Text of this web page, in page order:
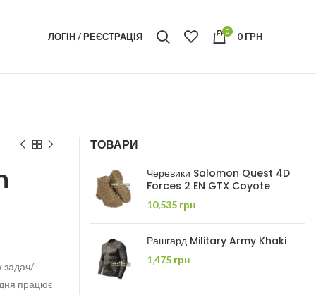
ЛОГІН / РЕЄСТРАЦІЯ 0 0ГРН
задач/
працює
ТОВАРИ
Черевики Salomon Quest 4D
Forces 2 EN GTX Coyote
10,535 грн
Рашгард Military Army Khaki
1,475 грн